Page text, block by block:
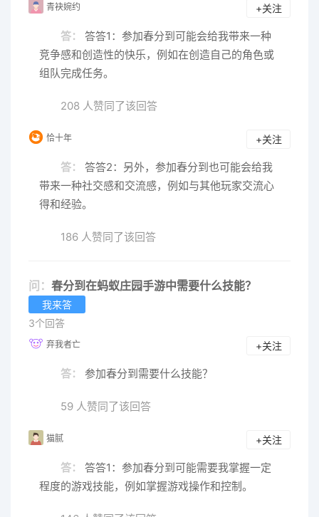
青袂婉约 +关注
答：
答答1：参加春分到可能会给我带来一种
竞争感和创造性的快乐，例如在创造自己的角色或
组队完成任务。
208 人赞同了该回答
恰十年 +关注
答：
答答2：另外，参加春分到也可能会给我
带来一种社交感和交流感，例如与其他玩家交流心
得和经验。
186 人赞同了该回答
问： 春分到在蚂蚁庄园手游中需要什么技能？
我来答
3个回答
弃我者亡 +关注
答： 参加春分到需要什么技能？
59 人赞同了该回答
猫腻 +关注
答：
答答1：参加春分到可能需要我掌握一定
程度的游戏技能，例如掌握游戏操作和控制。